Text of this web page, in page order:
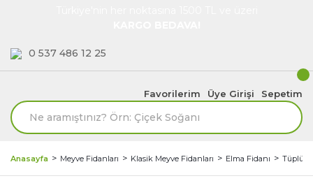
0 537 486 12 25
Favorilerim Üye Girişi Sepetim
Anasayfa Meyve Fidanları Klasik Meyve Fidanları Elma Fidanı Tüplü